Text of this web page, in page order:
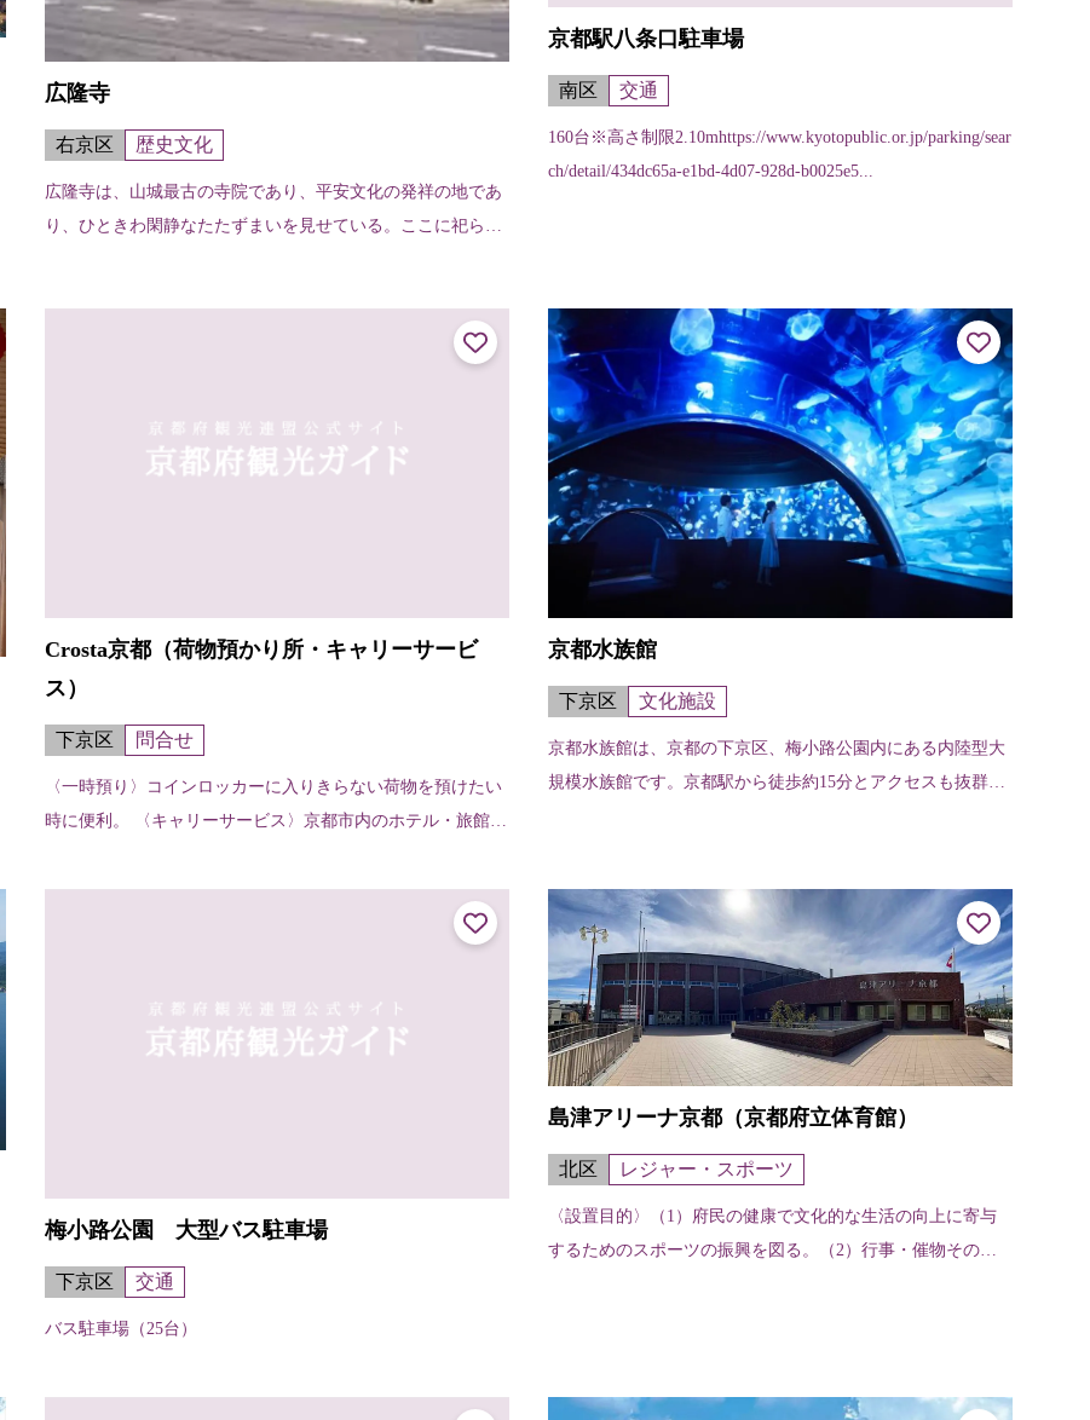
広隆寺
右京区 歴史文化
広隆寺は、山城最古の寺院であり、平安文化の発祥の地であ
り、ひときわ閑静なたたずまいを見せている。ここに祀られ
京都駅八条口駐車場
南区 交通
160台※高さ制限2.10mhttps://www.kyotopublic.or.jp/parking/sear
ch/detail/434dc65a-e1bd-4d07-928d-b0025e5...
Crosta京都（荷物預かり所・キャリーサービ
ス）
下京区 問合せ
〈一時預り〉コインロッカーに入りきらない荷物を預けたい
時に便利。 〈キャリーサービス〉京都市内のホテル・旅館な
てくれる。【申し込み・受け取り...
京都水族館
下京区 文化施設
京都水族館は、京都の下京区、梅小路公園内にある内陸型大
規模水族館です。京都駅から徒歩約15分とアクセスも抜群で
梅小路公園 大型バス駐車場
下京区 交通
バス駐車場（25台）
島津アリーナ京都（京都府立体育館）
北区 レジャー・スポーツ
〈設置目的〉（1）府民の健康で文化的な生活の向上に寄与
するためのスポーツの振興を図る。（2）行事・催物その他